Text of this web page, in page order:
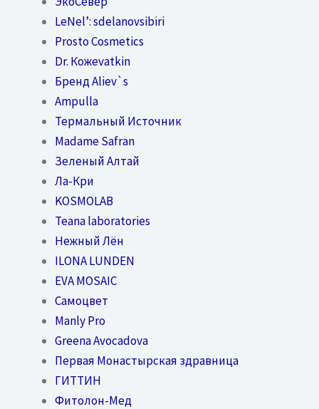
LeNel’: sdelanovsibiri
Prosto Cosmetics
Dr. Кожеvatkin
Бренд Aliev`s
Ampulla
Термальный Источник
Madame Safran
Зеленый Алтай
Ла-Кри
KOSMOLAB
Teana laboratories
Нежный Лён
ILONA LUNDEN
EVA MOSAIC
Самоцвет
Manly Pro
Greena Avocadova
Первая Монастырская здравница
ГИТТИН
Фитолон-Мед